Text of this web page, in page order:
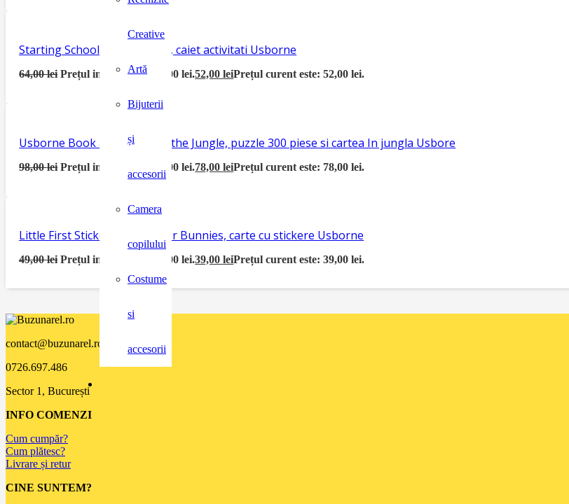
Creative
Artă
Bijuterii
și
accesorii
Camera
copilului
Costume
si
accesorii
Starting School Activity Book, caiet activitati Usborne
64,00lei Prețul inițial a fost: 64,00 lei.52,00leiPrețul curent este: 52,00 lei.
Usborne Book and Jigsaw In the Jungle, puzzle 300 piese si cartea In jungla Usbore
98,00lei Prețul inițial a fost: 98,00 lei.78,00leiPrețul curent este: 78,00 lei.
Little First Sticker Book Easter Bunnies, carte cu stickere Usborne
49,00lei Prețul inițial a fost: 49,00 lei.39,00leiPrețul curent este: 39,00 lei.
contact@buzunarel.ro
0726.697.486
Sector 1, București
INFO COMENZI
Cum cumpăr?
Cum plătesc?
Livrare și retur
CINE SUNTEM?